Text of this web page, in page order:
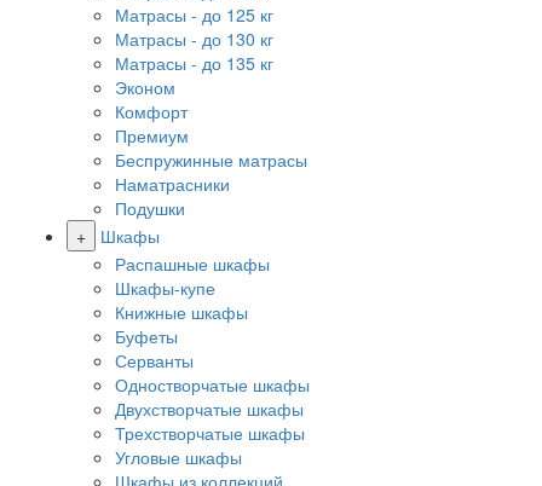
Матрасы - до 125 кг
Матрасы - до 130 кг
Матрасы - до 135 кг
Эконом
Комфорт
Премиум
Беспружинные матрасы
Наматрасники
Подушки
+
Шкафы
Распашные шкафы
Шкафы-купе
Книжные шкафы
Буфеты
Серванты
Одностворчатые шкафы
Двухстворчатые шкафы
Трехстворчатые шкафы
Угловые шкафы
Шкафы из коллекций